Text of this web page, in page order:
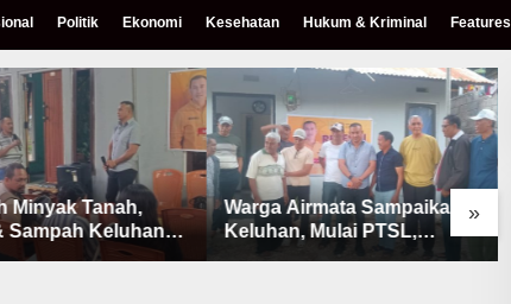
Politik Ekonomi Kesehatan Hukum & Kriminal Features
»
Minyak Tanah,
Sampah Keluhan
Airnona
Warga Airmata Sampaikan
Keluhan, Mulai PTSL,
Ketersediaan Minyak Tanah